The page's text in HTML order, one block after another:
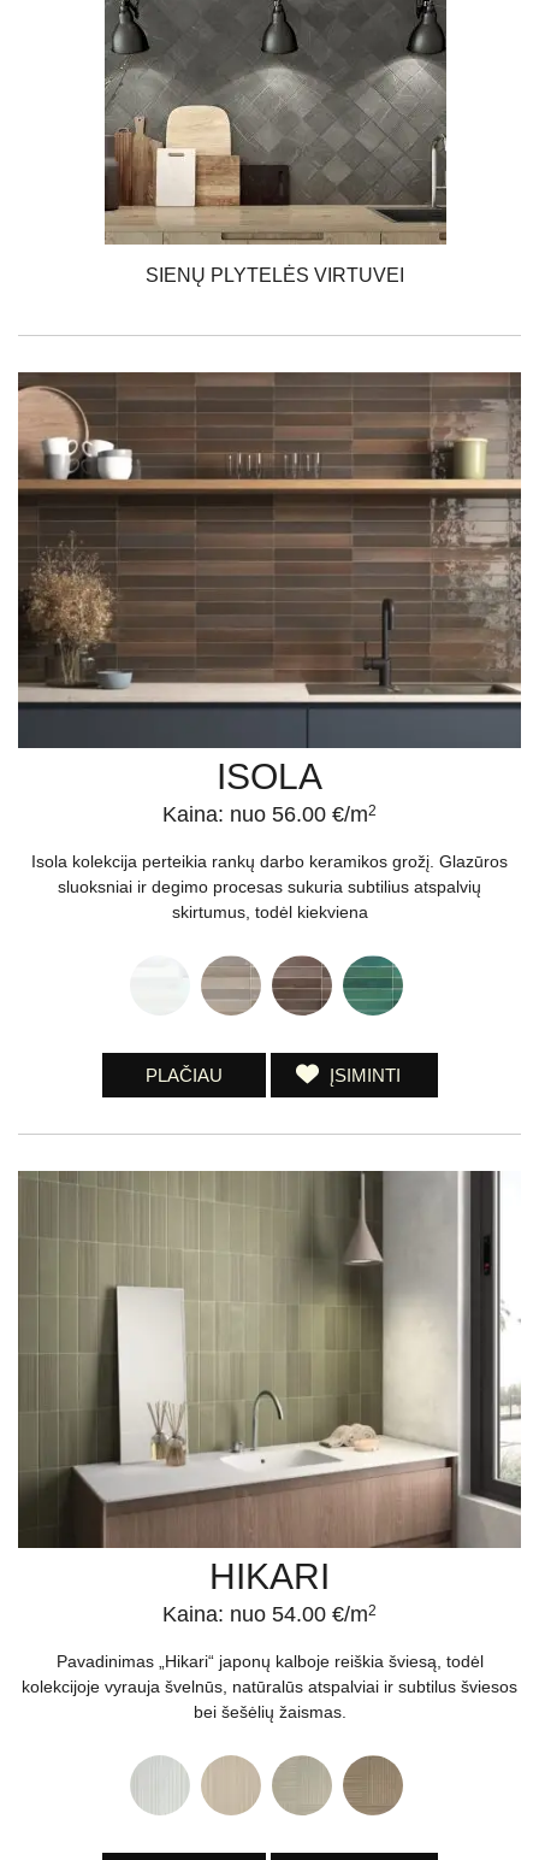
SIENŲ PLYTELĖS VIRTUVEI
ISOLA
Kaina: nuo 56.00 €/m2
Isola kolekcija perteikia rankų darbo keramikos grožį. Glazūros
sluoksniai ir degimo procesas sukuria subtilius atspalvių
skirtumus, todėl kiekviena
PLAČIAU ĮSIMINTI
HIKARI
Kaina: nuo 54.00 €/m2
Pavadinimas „Hikari“ japonų kalboje reiškia šviesą, todėl
kolekcijoje vyrauja švelnūs, natūralūs atspalviai ir subtilus šviesos
bei šešėlių žaismas.